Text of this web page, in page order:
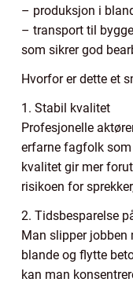
– produksjon i
– transport til
som sikrer god
Hvorfor er dette et
1. Stabil kvalitet
Profesjonelle
erfarne fagfolk
kvalitet gir mer
risikoen for
2. Tidsbesparelse
Man slipper jobben
blande og flytte
kan man